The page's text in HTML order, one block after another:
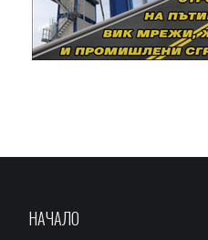
НАЧАЛО